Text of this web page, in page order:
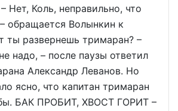
Нет, Коль, неправильно, что
обращается Волынкин к
ты развернешь тримаран? –
надо, – после паузы ответил
Александр Леванов. Но
ясно, что капитан тримаран
бы. БАК ПРОБИТ, ХВОСТ ГОРИТ –